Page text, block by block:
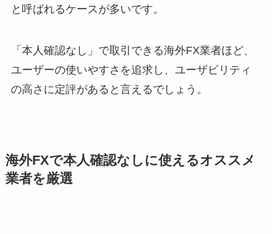
と呼ばれるケースが多いです。
「本人確認なし」で取引できる海外FX業者ほど、
ユーザーの使いやすさを追求し、ユーザビリティ
の高さに定評があると言えるでしょう。
海外FXで本人確認なしに使えるオススメ
業者を厳選